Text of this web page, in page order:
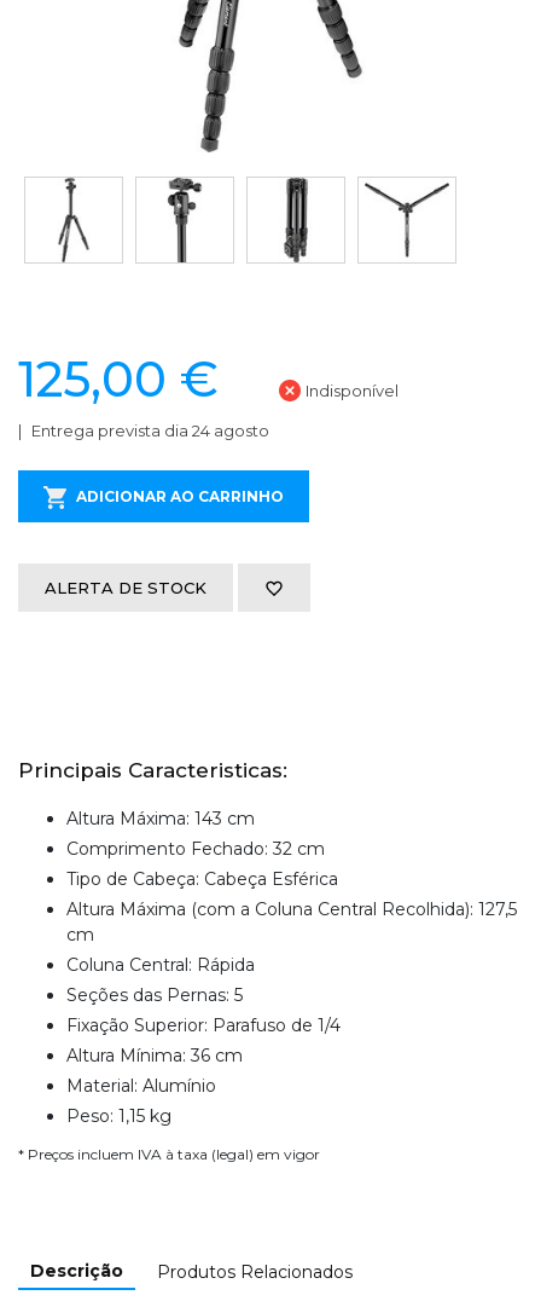
125,00 € Indisponível
Entrega prevista dia 24 agosto
ADICIONAR AO CARRINHO
ALERTA DE STOCK
Principais Caracteristicas:
Altura Máxima: 143 cm
Comprimento Fechado: 32 cm
Tipo de Cabeça: Cabeça Esférica
Altura Máxima (com a Coluna Central Recolhida): 127,5
cm
Coluna Central: Rápida
Seções das Pernas: 5
Fixação Superior: Parafuso de 1/4
Altura Mínima: 36 cm
Material: Alumínio
Peso: 1,15 kg
* Preços incluem IVA à taxa (legal) em vigor
Descrição Produtos Relacionados